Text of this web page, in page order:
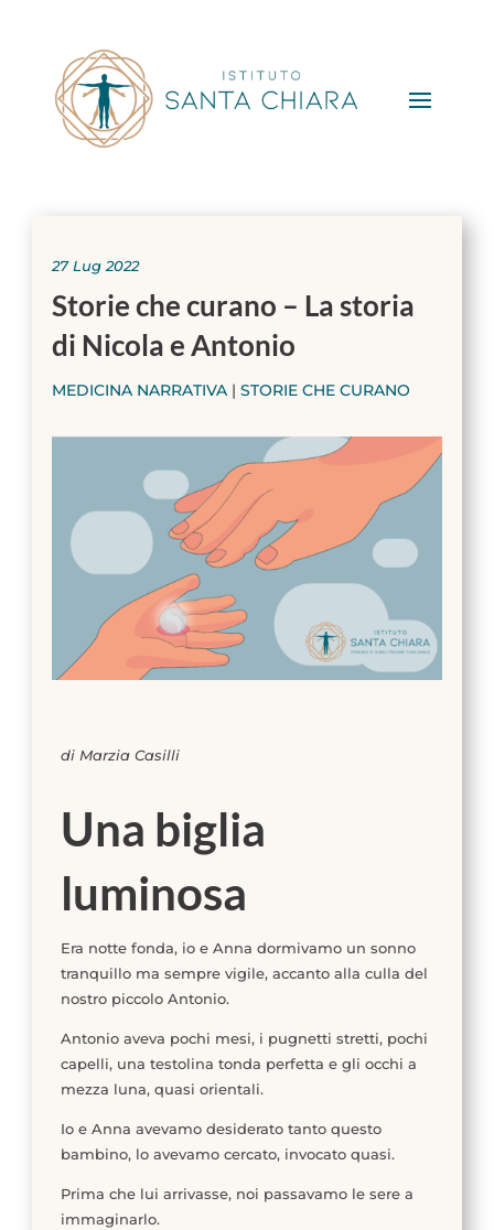
27 Lug 2022
Storie che curano – La storia
di Nicola e Antonio
MEDICINA NARRATIVA| STORIE CHE CURANO
di Marzia Casilli
Una biglia
luminosa
Era notte fonda, io e Anna dormivamo un sonno
tranquillo ma sempre vigile, accanto alla culla del
nostro piccolo Antonio.
Antonio aveva pochi mesi, i pugnetti stretti, pochi
capelli, una testolina tonda perfetta e gli occhi a
mezza luna, quasi orientali.
Io e Anna avevamo desiderato tanto questo
bambino, lo avevamo cercato, invocato quasi.
Prima che lui arrivasse, noi passavamo le sere a
immaginarlo.